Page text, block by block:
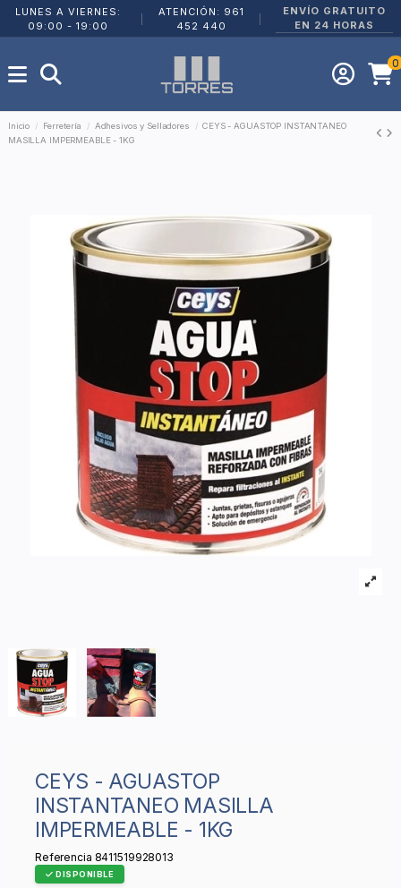
LUNES A VIERNES:
09:00 - 19:00
ATENCIÓN: 961
452 440
ENVÍO GRATUITO
EN 24 HORAS
0
Inicio Ferretería Adhesivos y Selladores
CEYS - AGUASTOP INSTANTANEO
MASILLA IMPERMEABLE - 1KG
CEYS - AGUASTOP
INSTANTANEO MASILLA
IMPERMEABLE - 1KG
Referencia 8411519928013
DISPONIBLE